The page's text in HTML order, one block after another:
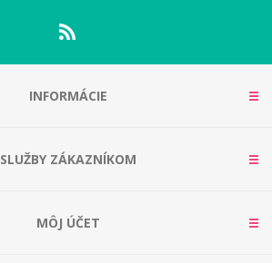
INFORMÁCIE
SLUŽBY ZÁKAZNÍKOM
MÔJ ÚČET